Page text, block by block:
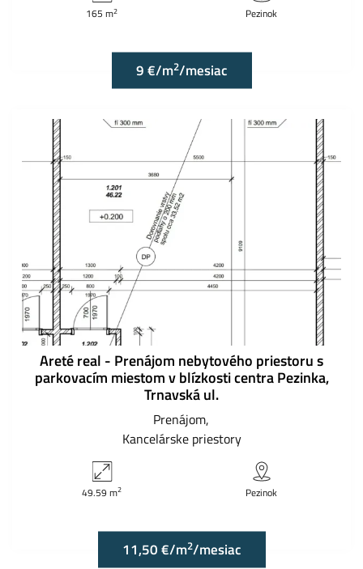
165 m2 Pezinok
9 €/m2/mesiac
Areté real - Prenájom nebytového priestoru s
parkovacím miestom v blízkosti centra Pezinka,
Trnavská ul.
Prenájom
Kancelárske priestory
49.59 m2 Pezinok
11,50 €/m2/mesiac